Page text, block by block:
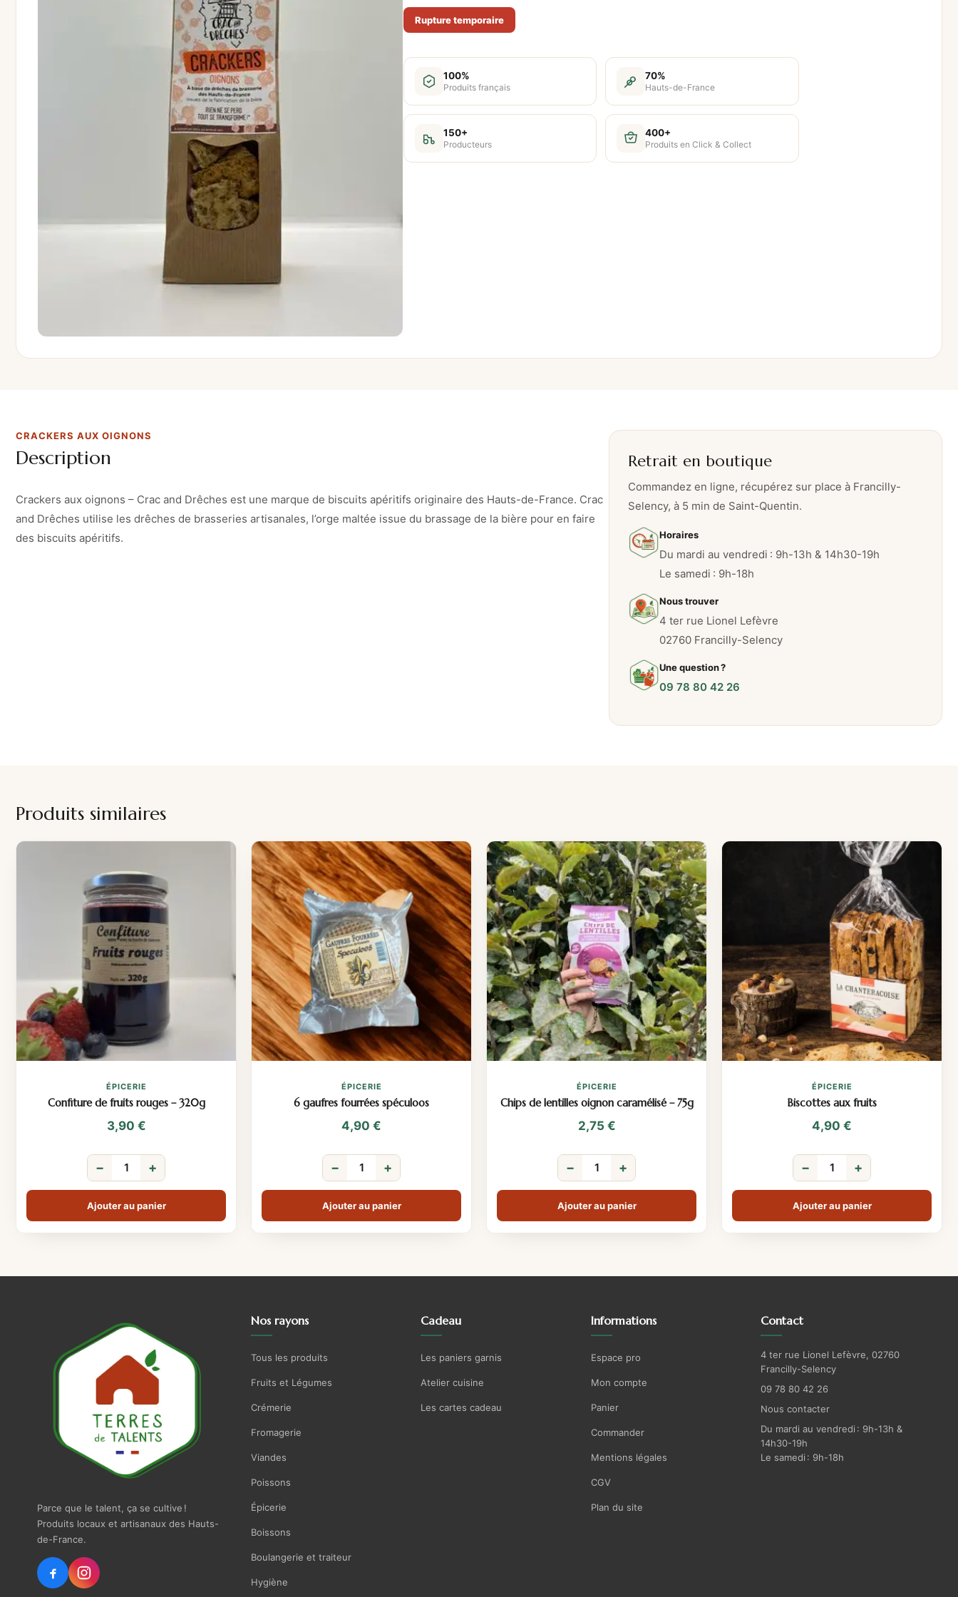
Rupture temporaire
100%
Produits français
70%
Hauts-de-France
150+
Producteurs
400+
Produits en Click & Collect
CRACKERS AUX OIGNONS
Description
Crackers aux oignons – Crac and Drêches est une marque de biscuits apéritifs originaire des Hauts-de-France. Crac
and Drêches utilise les drêches de brasseries artisanales, l’orge maltée issue du brassage de la bière pour en faire
des biscuits apéritifs.
Retrait en boutique
Commandez en ligne, récupérez sur place à Francilly-
Selency, à 5 min de Saint-Quentin.
Horaires
Du mardi au vendredi : 9h-13h & 14h30-19h
Le samedi : 9h-18h
Nous trouver
4 ter rue Lionel Lefèvre
02760 Francilly-Selency
Une question ?
09 78 80 42 26
Produits similaires
ÉPICERIE
Confiture de fruits rouges – 320g
3,90 €
− +
Ajouter au panier
ÉPICERIE
6 gaufres fourrées spéculoos
4,90 €
− +
Ajouter au panier
ÉPICERIE
Chips de lentilles oignon caramélisé – 75g
2,75 €
− +
Ajouter au panier
ÉPICERIE
Biscottes aux fruits
4,90 €
− +
Ajouter au panier
Parce que le talent, ça se cultive !
Produits locaux et artisanaux des Hauts-
de-France.
Nos rayons
Tous les produits
Fruits et Légumes
Crémerie
Fromagerie
Viandes
Poissons
Épicerie
Boissons
Boulangerie et traiteur
Hygiène
Cadeau
Les paniers garnis
Atelier cuisine
Les cartes cadeau
Informations
Espace pro
Mon compte
Panier
Commander
Mentions légales
CGV
Plan du site
Contact
4 ter rue Lionel Lefèvre, 02760
Francilly-Selency
09 78 80 42 26
Nous contacter
Du mardi au vendredi : 9h-13h &
14h30-19h
Le samedi : 9h-18h